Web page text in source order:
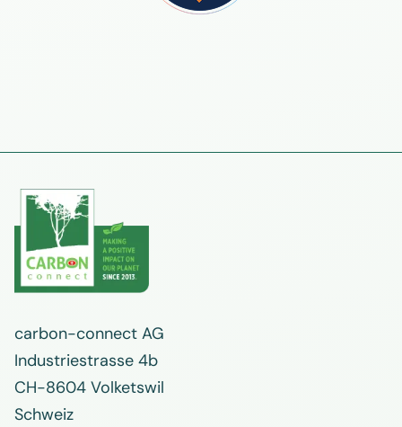
carbon-connect AG
Industriestrasse 4b
CH-8604 Volketswil
Schweiz